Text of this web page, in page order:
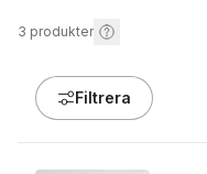
3 produkter
Filtrera